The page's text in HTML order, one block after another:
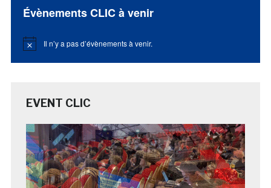
Évènements CLIC à venir
Notice Il n’y a pas d’évènements à venir.
EVENT CLIC